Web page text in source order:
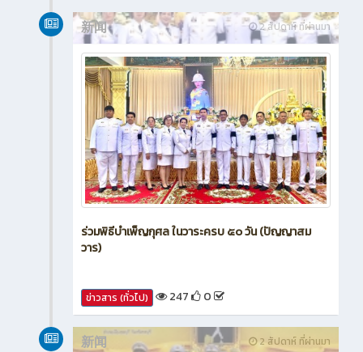
2 สัปดาห์ ที่ผ่านมา
新闻
ร่วมพิธีบำเพ็ญกุศล ในวาระครบ ๕๐ วัน (ปัญญาสม
วาร)
ข่าวสาร (ทั่วไป) 247 0
2 สัปดาห์ ที่ผ่านมา
新闻